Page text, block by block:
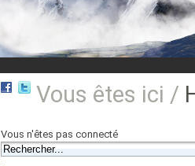
Vous êtes ici /
Vous n'êtes pas connecté